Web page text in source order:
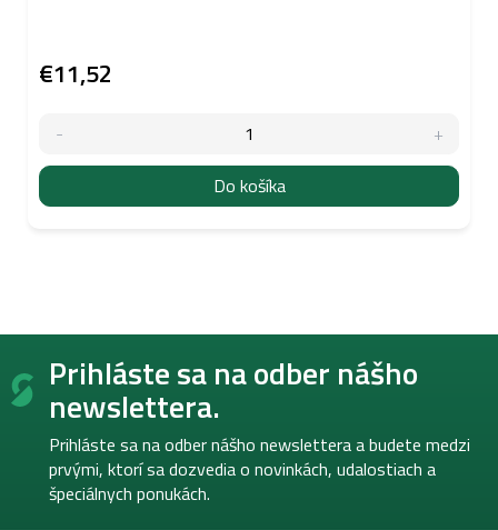
€11,52
Do košíka
Z
Prihláste sa na odber nášho
newslettera.
Prihláste sa na odber nášho newslettera a budete medzi
prvými, ktorí sa dozvedia o novinkách, udalostiach a
špeciálnych ponukách.